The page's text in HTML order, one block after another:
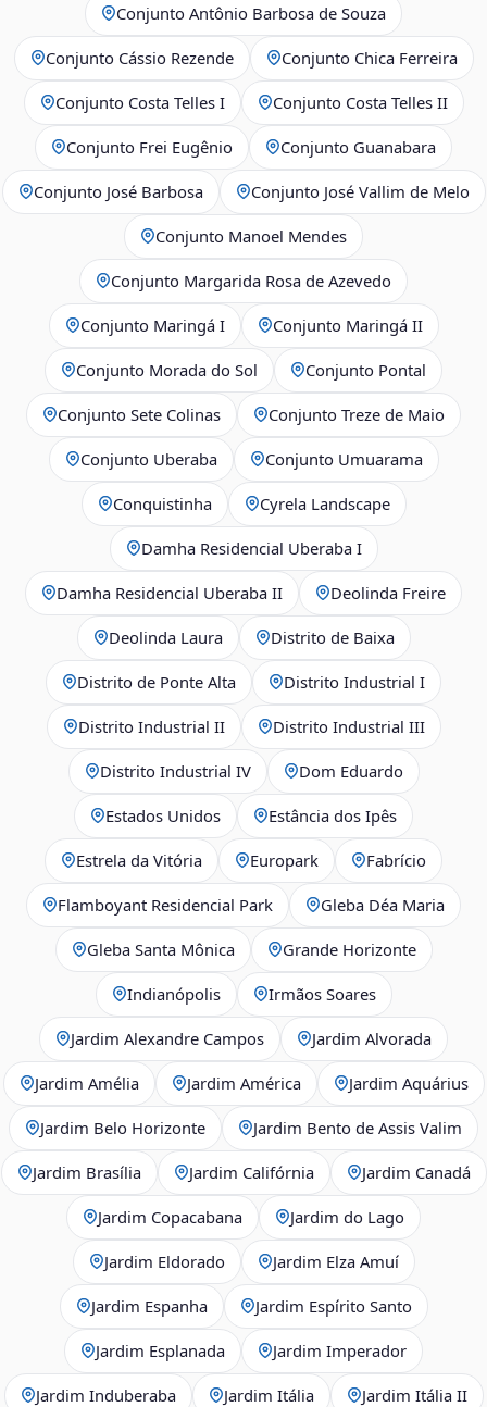
Conjunto Antônio Barbosa de Souza
Conjunto Cássio Rezende Conjunto Chica Ferreira
Conjunto Costa Telles I Conjunto Costa Telles II
Conjunto Frei Eugênio Conjunto Guanabara
Conjunto José Barbosa Conjunto José Vallim de Melo
Conjunto Manoel Mendes
Conjunto Margarida Rosa de Azevedo
Conjunto Maringá I Conjunto Maringá II
Conjunto Morada do Sol Conjunto Pontal
Conjunto Sete Colinas Conjunto Treze de Maio
Conjunto Uberaba Conjunto Umuarama
Conquistinha Cyrela Landscape
Damha Residencial Uberaba I
Damha Residencial Uberaba II Deolinda Freire
Deolinda Laura Distrito de Baixa
Distrito de Ponte Alta Distrito Industrial I
Distrito Industrial II Distrito Industrial III
Distrito Industrial IV Dom Eduardo
Estados Unidos Estância dos Ipês
Estrela da Vitória Europark Fabrício
Flamboyant Residencial Park Gleba Déa Maria
Gleba Santa Mônica Grande Horizonte
Indianópolis Irmãos Soares
Jardim Alexandre Campos Jardim Alvorada
Jardim Amélia Jardim América Jardim Aquárius
Jardim Belo Horizonte Jardim Bento de Assis Valim
Jardim Brasília Jardim Califórnia Jardim Canadá
Jardim Copacabana Jardim do Lago
Jardim Eldorado Jardim Elza Amuí
Jardim Espanha Jardim Espírito Santo
Jardim Esplanada Jardim Imperador
Jardim Induberaba Jardim Itália Jardim Itália II